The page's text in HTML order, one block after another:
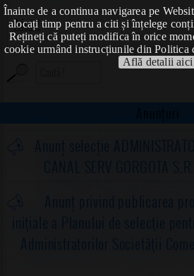
Înainte de a continua navigarea pe
alocați timp pentru a citi și înțelege
Rețineți că puteți modifica în orice
cookie urmând instrucțiunile din Politica
Află detalii
Aici !
Anunțuri
Anunț selecție
CANAL SERV GORGOTA
Anunț privind publicarea
iniţiale a Planului de selecţie
Administratorilor Societăţii